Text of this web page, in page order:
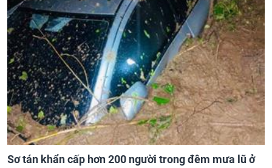
Sơ tán khẩn cấp hơn 200 người trong đêm mưa lũ ở